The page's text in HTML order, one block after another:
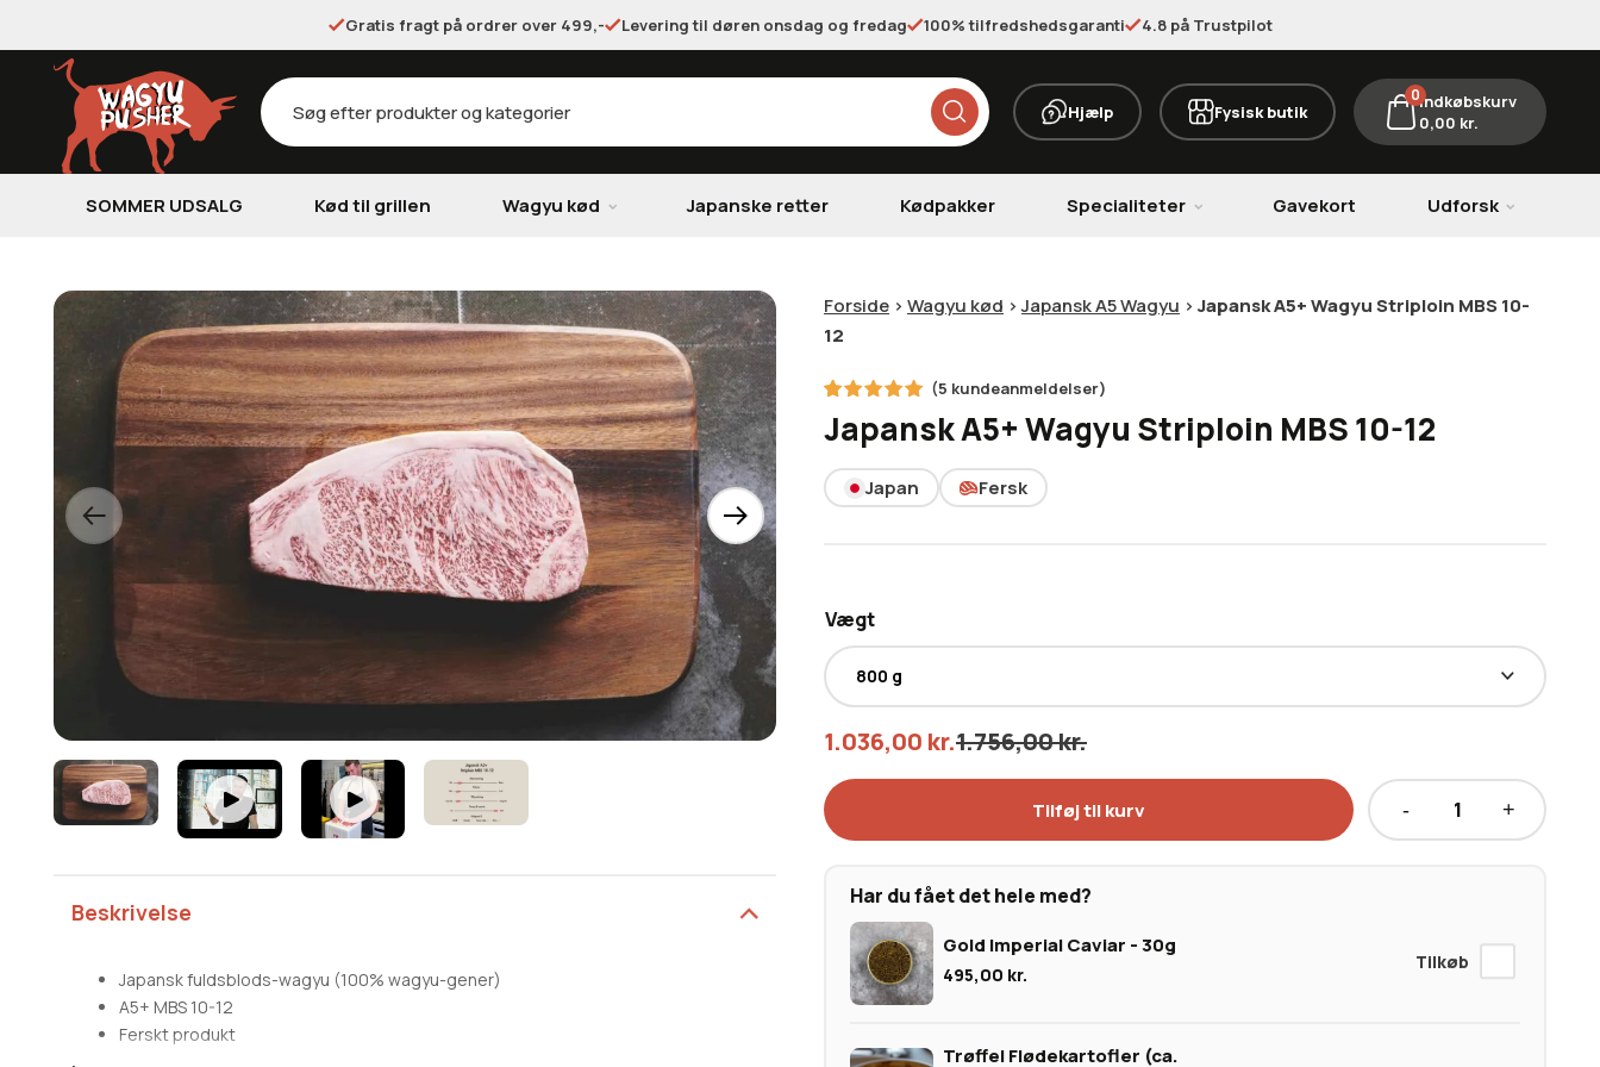
Gratis fragt på ordrer over 499,- Levering til døren onsdag og fredag 100% tilfredshedsgaranti 4.8 på Trustpilot
Products
search Hjælp Fysisk butik
0Indkøbskurv
0,00 kr.
SOMMER UDSALG Kød til grillen Wagyu kød Japanske retter Kødpakker Specialiteter Gavekort Udforsk
Beskrivelse
Japansk fuldsblods-wagyu (100% wagyu-gener)
A5+ MBS 10-12
Ferskt produkt
Forside > Wagyu kød >Japansk A5 Wagyu > Japansk A5+ Wagyu Striploin MBS 10-
12
som5.00
ud af 5
på
kundebedømmelser
(5 kundeanmeldelser)
Japansk A5+ Wagyu Striploin MBS 10-12
Japan Fersk
Vægt
1.036,00 kr.1.756,00kr.
Har du fået det hele med?
Gold Imperial Caviar - 30g
495,00 kr.
Trøffel Flødekartofler (ca.
Japansk
Tilføj til kurv